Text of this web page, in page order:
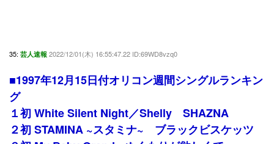
35: 芸人速報 2022/12/01(木) 16:55:47.22 ID:69WD8vzq0
■1997年12月15日付オリコン週間シングルランキン
グ
１初 White Silent Night／Shelly SHAZNA
２初 STAMINA ~スタミナ~ ブラックビスケッツ